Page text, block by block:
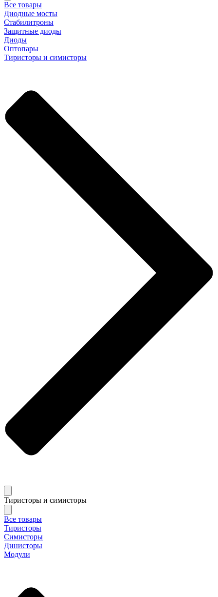
Все товары
Диодные мосты
Стабилитроны
Защитные диоды
Диоды
Оптопары
Тиристоры и симисторы
Тиристоры и симисторы
Все товары
Тиристоры
Симисторы
Динисторы
Модули